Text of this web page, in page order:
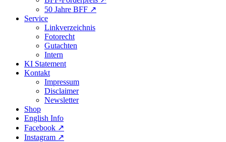
50 Jahre BFF ↗︎
Service
Linkverzeichnis
Fotorecht
Gutachten
Intern
KI Statement
Kontakt
Impressum
Disclaimer
Newsletter
Shop
English Info
Facebook ↗︎
Instagram ↗︎